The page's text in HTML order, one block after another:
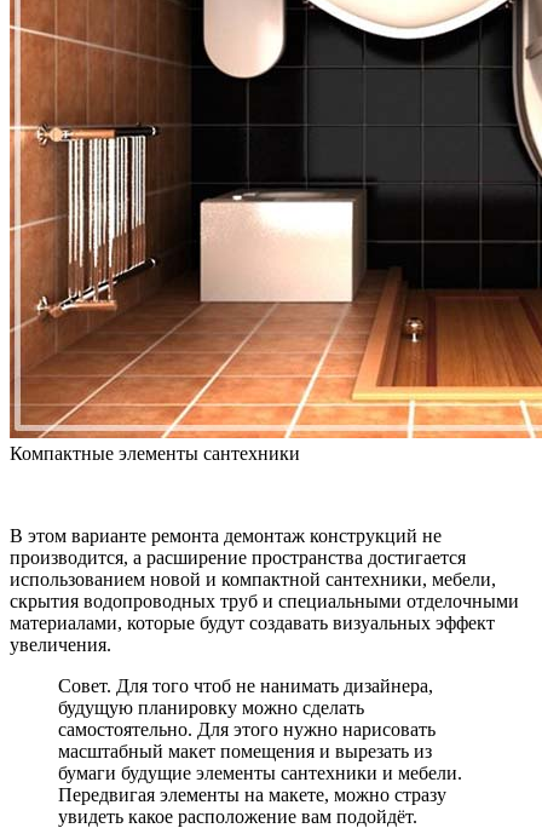
Компактные элементы сантехники
В этом варианте ремонта демонтаж конструкций не
производится, а расширение пространства достигается
использованием новой и компактной сантехники, мебели,
скрытия водопроводных труб и специальными отделочными
материалами, которые будут создавать визуальных эффект
увеличения.
Совет. Для того чтоб не нанимать дизайнера,
будущую планировку можно сделать
самостоятельно. Для этого нужно нарисовать
масштабный макет помещения и вырезать из
бумаги будущие элементы сантехники и мебели.
Передвигая элементы на макете, можно стразу
увидеть какое расположение вам подойдёт.